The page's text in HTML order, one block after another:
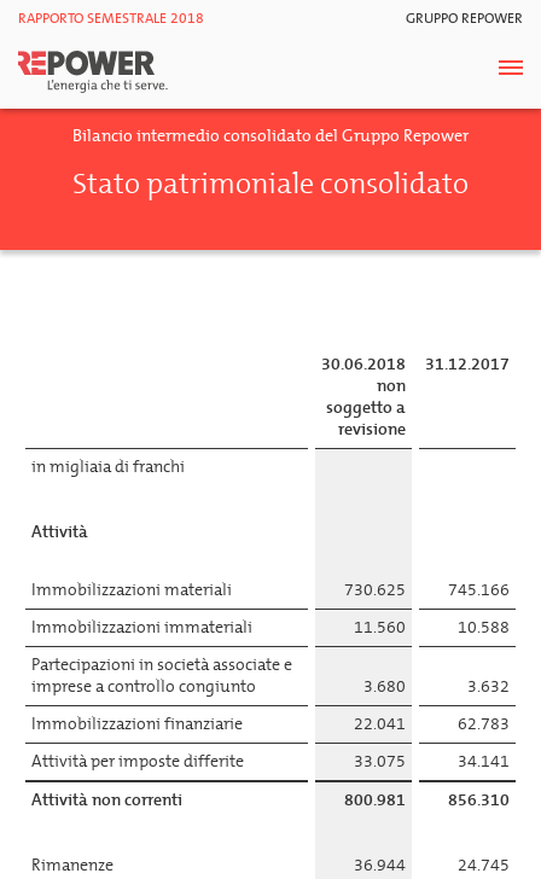
RAPPORTO SEMESTRALE 2018 GRUPPO REPOWER
Bilancio intermedio consolidato del Gruppo Repower
Stato patrimoniale consolidato
30.06.2018
31.12.2017
non
soggetto a
revisione
in migliaia di franchi
Attività
Immobilizzazioni materiali 730.625
745.166
Immobilizzazioni immateriali
11.560
10.588
Partecipazioni in società associate e
imprese a controllo congiunto
3.680
3.632
Immobilizzazioni finanziarie
22.041
62.783
Attività per imposte differite
33.075
34.141
Attività non correnti
800.981 856.310
Rimanenze 36.944
24.745